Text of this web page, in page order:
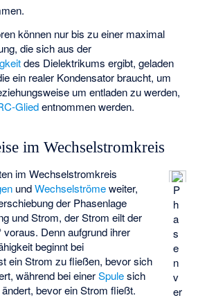
können nur bis zu einer maximal
die sich aus der
des Dielektrikums ergibt, geladen
ein realer Kondensator braucht, um
um entladen zu werden,
Gliedentnommen werden.
im Wechselstromkreis
P
h
a
s
e
n
v
er
im Wechselstromkreis
undWechselströmeweiter,
der Phasenlage
und Strom, der Strom eilt der
voraus. Denn aufgrund ihrer
beginnt bei
ein Strom zu fließen, bevor sich
während bei einerSpulesich
bevor ein Strom fließt.